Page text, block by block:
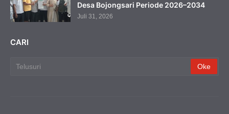
Desa Bojongsari Periode 2026–2034
Juli 31, 2026
CARI